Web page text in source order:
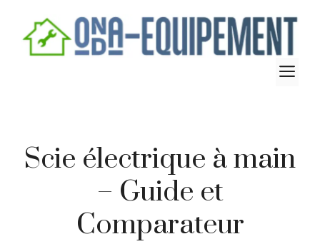
contenu
Scie électrique à main
– Guide et
Comparateur